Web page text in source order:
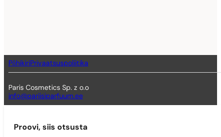
PõhikiriPrivaatsuspoliitika
Paris Cosmetics Sp. z o.o
info@pariisiparfuum.ee
Proovi, siis otsusta